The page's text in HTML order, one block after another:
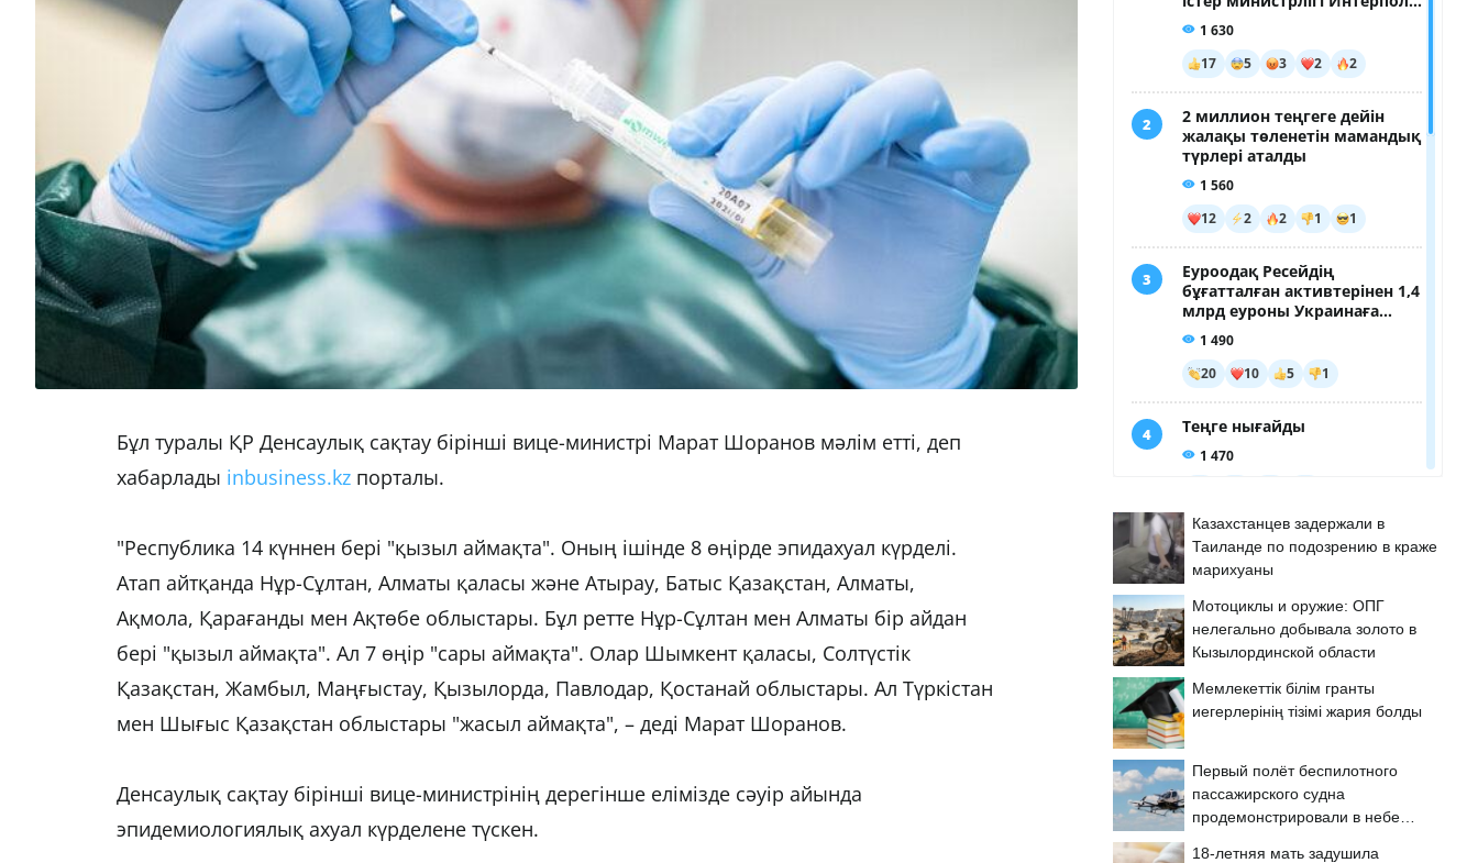
Бұл туралы ҚР Денсаулық сақтау бірінші вице-министрі Марат Шоранов мәлім етті, деп
хабарлады inbusiness.kz порталы.
"Республика 14 күннен бері "қызыл аймақта". Оның ішінде 8 өңірде эпидахуал күрделі.
Атап айтқанда Нұр-Сұлтан, Алматы қаласы және Атырау, Батыс Қазақстан, Алматы,
Ақмола, Қарағанды мен Ақтөбе облыстары. Бұл ретте Нұр-Сұлтан мен Алматы бір айдан
бері "қызыл аймақта". Ал 7 өңір "сары аймақта". Олар Шымкент қаласы, Солтүстік
Қазақстан, Жамбыл, Маңғыстау, Қызылорда, Павлодар, Қостанай облыстары. Ал Түркістан
мен Шығыс Қазақстан облыстары "жасыл аймақта", – деді Марат Шоранов.
Денсаулық сақтау бірінші вице-министрінің дерегінше елімізде сәуір айында
эпидемиологиялық ахуал күрделене түскен.
Казахстанцев задержали в
Таиланде по подозрению в краже
марихуаны
Мотоциклы и оружие: ОПГ
нелегально добывала золото в
Кызылординской области
Мемлекеттік білім гранты
иегерлерінің тізімі жария болды
Первый полёт беспилотного
пассажирского судна
продемонстрировали в небе
18-летняя мать задушила